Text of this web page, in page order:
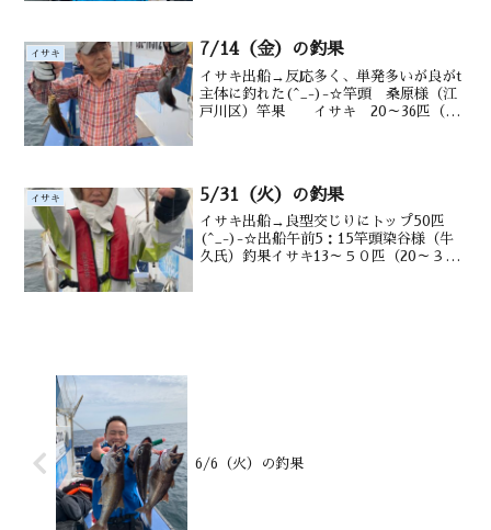
イサキ 7/14（金）の釣果
イサキ出船→反応多く、単発多いが良がt
主体に釣れた(^_-)-☆竿頭 桑原様（江
戸川区）竿果 イサキ 20～36匹（20
イサキ 5/31（火）の釣果
イサキ出船→良型交じりにトップ50匹
(^_-)-☆出船午前5：15竿頭染谷様（牛
久氏）釣果イサキ13～５０匹（20～３5
6/6（火）の釣果